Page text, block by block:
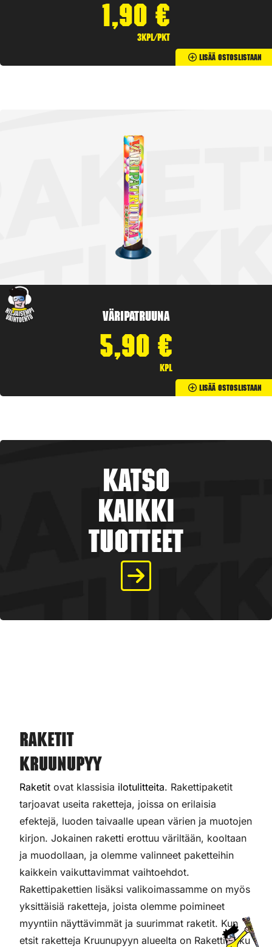
1,90 €
3kpl/pkt
Lisää Ostoslistaan
Väripatruuna
5,90 €
kpl
Lisää Ostoslistaan
Katso
kaikki
tuotteet
Raketit
Kruunupyy
Raketit ovat klassisia ilotulitteita. Rakettipaketit
tarjoavat useita raketteja, joissa on erilaisia
efektejä, luoden taivaalle upean värien ja muotojen
kirjon. Jokainen raketti erottuu väriltään, kooltaan
ja muodollaan, ja olemme valinneet paketteihin
kaikkein vaikuttavimmat vaihtoehdot.
Rakettipakettien lisäksi valikoimassamme on myös
yksittäisiä raketteja, joista olemme poimineet
myyntiin näyttävimmät ja suurimmat raketit. Kun
etsit raketteja Kruunupyyn alueelta on Rakettitukku